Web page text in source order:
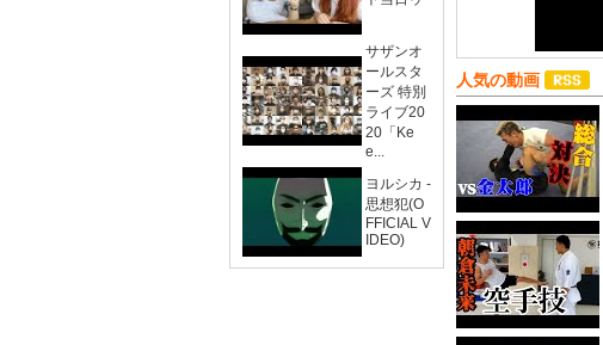
サザンオ
ールスタ
ーズ 特別
ライブ20
20「Ke
e...
ヨルシカ -
思想犯(O
FFICIAL V
IDEO)
人気の動画